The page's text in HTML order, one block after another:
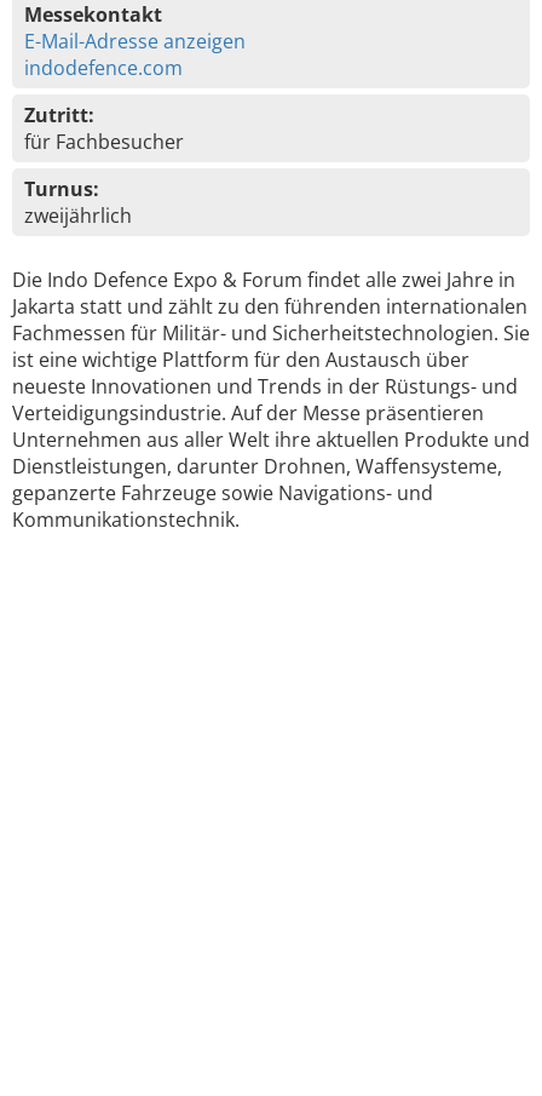
Messekontakt
E-Mail-Adresse anzeigen
indodefence.com
Zutritt:
für Fachbesucher
Turnus:
zweijährlich
Die Indo Defence Expo & Forum findet alle zwei Jahre in
Jakarta statt und zählt zu den führenden internationalen
Fachmessen für Militär- und Sicherheitstechnologien. Sie
ist eine wichtige Plattform für den Austausch über
neueste Innovationen und Trends in der Rüstungs- und
Verteidigungsindustrie. Auf der Messe präsentieren
Unternehmen aus aller Welt ihre aktuellen Produkte und
Dienstleistungen, darunter Drohnen, Waffensysteme,
gepanzerte Fahrzeuge sowie Navigations- und
Kommunikationstechnik.